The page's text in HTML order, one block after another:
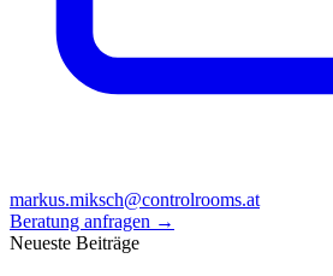
markus.miksch@controlrooms.at
Beratung anfragen →
Neueste Beiträge